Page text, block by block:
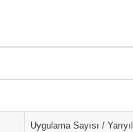
Uygulama Sayısı / Yarıyıl